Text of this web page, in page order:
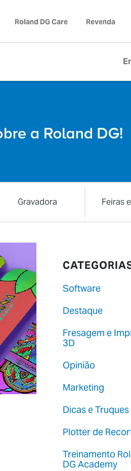
Roland DG Care Revenda
Gravadora Feiras
Software
Destaque
Fresagem e
3D
Opinião
Marketing
Dicas e Truques
Plotter de
Treinamento
DG Academy